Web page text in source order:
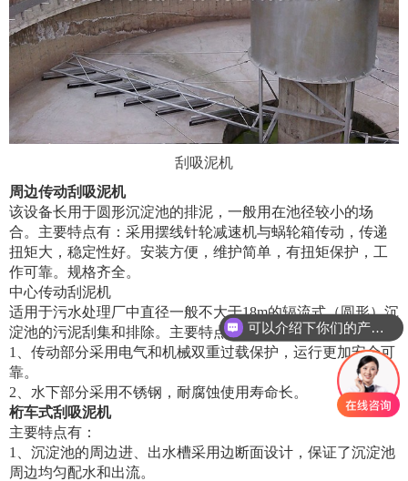
刮吸泥机
周边传动刮吸泥机
该设备长用于圆形沉淀池的排泥，一般用在池径较小的场
合。主要特点有：采用摆线针轮减速机与蜗轮箱传动，传递
扭矩大，稳定性好。安装方便，维护简单，有扭矩保护，工
作可靠。规格齐全。
中心传动刮泥机
适用于污水处理厂中直径一般不大于18m的辐流式（圆形）沉
淀池的污泥刮集和排除。主要特点有：
1、传动部分采用电气和机械双重过载保护，运行更加安全可
靠。
2、水下部分采用不锈钢，耐腐蚀使用寿命长。
桁车式刮吸泥机
主要特点有：
1、沉淀池的周边进、出水槽采用边断面设计，保证了沉淀池
周边均匀配水和出流。
可以介绍下你们的产品么